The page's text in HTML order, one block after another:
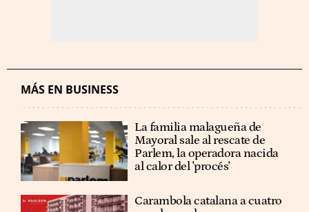
MÁS EN BUSINESS
La familia malagueña de
Mayoral sale al rescate de
Parlem, la operadora nacida
al calor del 'procés'
Carambola catalana a cuatro